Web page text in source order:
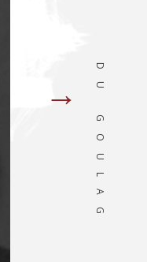
DU GOULAG
→